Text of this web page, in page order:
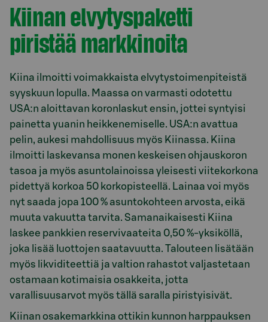
Kiinan elvytyspaketti
piristää markkinoita
Kiina ilmoitti voimakkaista elvytystoimenpiteistä
syyskuun lopulla. Maassa on varmasti odotettu
USA:n aloittavan koronlaskut ensin, jottei syntyisi
painetta yuanin heikkenemiselle. USA:n avattua
pelin, aukesi mahdollisuus myös Kiinassa. Kiina
ilmoitti laskevansa monen keskeisen ohjauskoron
tasoa ja myös asuntolainoissa yleisesti viitekorkona
pidettyä korkoa 50 korkopisteellä. Lainaa voi myös
nyt saada jopa 100 % asuntokohteen arvosta, eikä
muuta vakuutta tarvita. Samanaikaisesti Kiina
laskee pankkien reservivaateita 0,50 %-yksiköllä,
joka lisää luottojen saatavuutta. Talouteen lisätään
myös likviditeettiä ja valtion rahastot valjastetaan
ostamaan kotimaisia osakkeita, jotta
varallisuusarvot myös tällä saralla piristyisivät.
Kiinan osakemarkkina ottikin kunnon harppauksen